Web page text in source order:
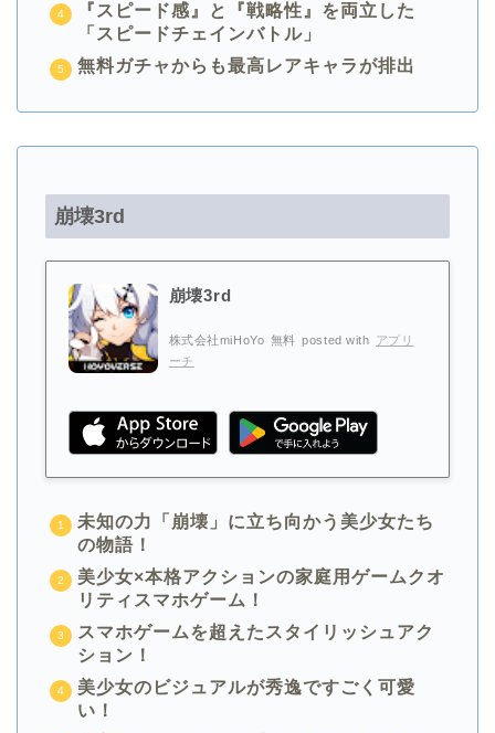
『スピード感』と『戦略性』を両立した
「スピードチェインバトル」
無料ガチャからも最高レアキャラが排出
崩壊3rd
崩壊3rd
株式会社miHoYo 無料 posted with アプリ
ーチ
未知の力「崩壊」に立ち向かう美少女たち
の物語！
美少女×本格アクションの家庭用ゲームクオ
リティスマホゲーム！
スマホゲームを超えたスタイリッシュアク
ション！
美少女のビジュアルが秀逸ですごく可愛
い！